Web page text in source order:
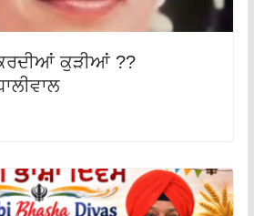
ਕੁੜੀਆਂ ??